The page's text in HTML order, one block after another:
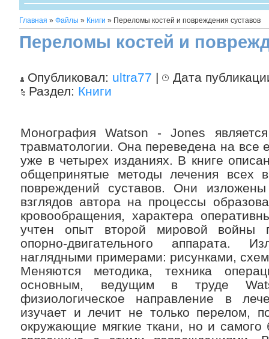
Главная » Файлы » Книги » Переломы костей и повреждения суставов
Переломы костей и
Опубликовал: ultra77 |
Дата
Раздел: Книги
Монография Watson - Jones
травматологии. Она переведена на все
уже в четырех изданиях. В книге
общепринятые методы лечения всех
повреждений суставов. Они
взглядов автора на процессы
кровообращения, характера
учтен опыт второй мировой войны
опорно-двигательного аппарата.
наглядными примерами: рисунками,
Меняются методика, техника
основным, ведущим в труде
физиологическое направление в
изучает и лечит не только перелом,
окружающие мягкие ткани, но и самого